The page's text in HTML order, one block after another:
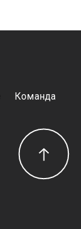
Команда